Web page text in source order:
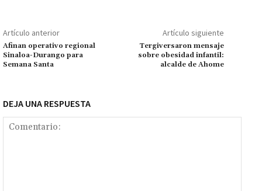
o
k
p
p
ge
r
m Li
n
k
p
ar
tir
Artículo anterior
Afinan operativo regional
Sinaloa-Durango para
Semana Santa
Artículo siguiente
Tergiversaron mensaje
sobre obesidad infantil:
alcalde de Ahome
DEJA UNA RESPUESTA